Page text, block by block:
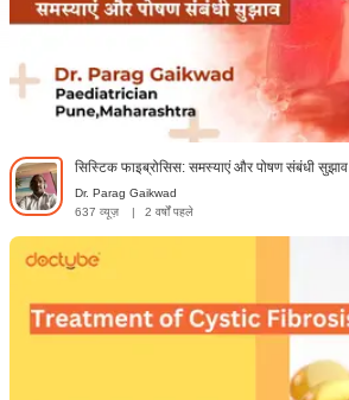
सिस्टिक फाइब्रोसिस: समस्याएं और पोषण संबंधी सुझाव
Dr. Parag Gaikwad
637 व्यूज़
| 2 वर्षों पहले